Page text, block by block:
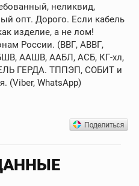
неликвид,
опт. Дорого. Если кабель
изделие, а не лом!
России. (ВВГ, АВВГ,
ААШВ, ААБЛ, АСБ, КГ-хл,
ГЕРДА. ТППЭП, СОБИТ и
(Viber, WhatsApp)